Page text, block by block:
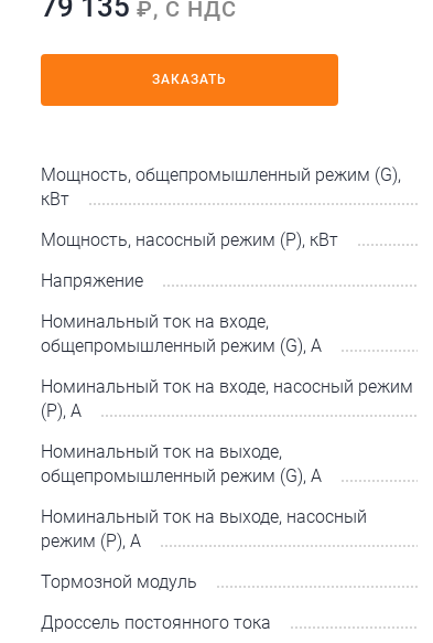
79 135 ₽, С НДС
ЗАКАЗАТЬ
Мощность, общепромышленный режим (G),
кВт
Мощность, насосный режим (P), кВт
Напряжение
Номинальный ток на входе,
общепромышленный режим (G), А
Номинальный ток на входе, насосный режим
(P), А
Номинальный ток на выходе,
общепромышленный режим (G), А
Номинальный ток на выходе, насосный
режим (P), А
Тормозной модуль
Дроссель постоянного тока